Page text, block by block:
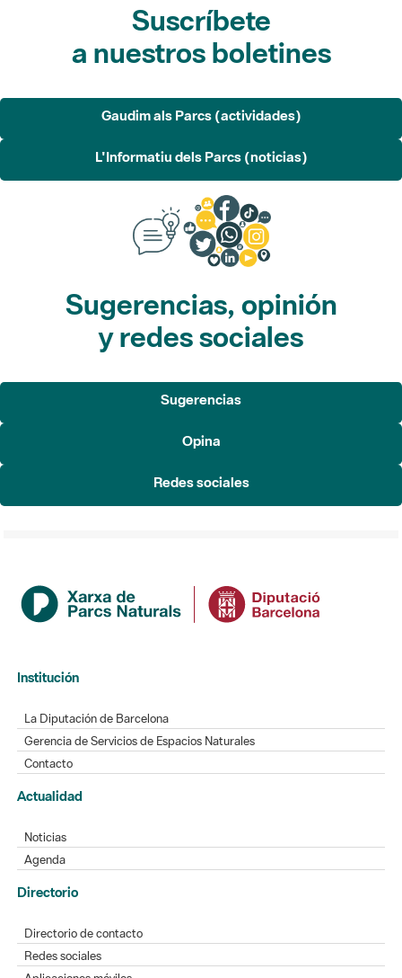
Suscríbete
a nuestros boletines
Gaudim als Parcs (actividades)
L'Informatiu dels Parcs (noticias)
Sugerencias, opinión
y redes sociales
Sugerencias
Opina
Redes sociales
Institución
La Diputación de Barcelona
Gerencia de Servicios de Espacios Naturales
Contacto
Actualidad
Noticias
Agenda
Directorio
Directorio de contacto
Redes sociales